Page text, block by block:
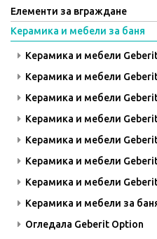
Елементи за вграждане
Керамика и мебели за баня
Керамика и мебели
Керамика и мебели
Керамика и мебели
Керамика и мебели
Керамика и мебели
Керамика и мебели
Керамика и мебели
Керамика и мебели за
Огледала Geberit Option